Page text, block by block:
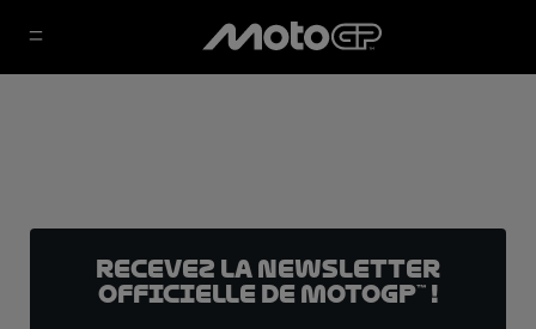
Recevez la Newsletter
officielle de MotoGP™ !